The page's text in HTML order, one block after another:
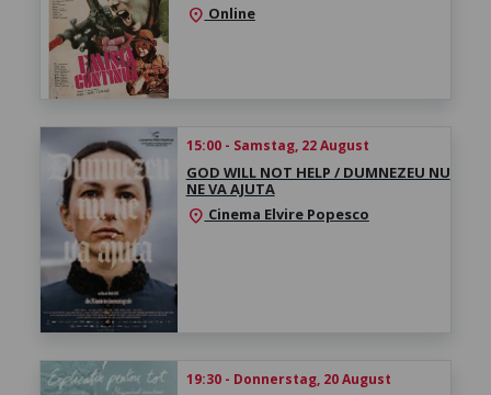
location_on Online
15:00 - Samstag, 22 August
GOD WILL NOT HELP / DUMNEZEU NU
NE VA AJUTA
location_on Cinema Elvire Popesco
19:30 - Donnerstag, 20 August